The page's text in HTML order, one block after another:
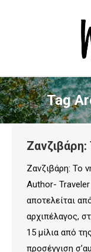
Tag
Ζανζιβάρη:
Ζανζιβάρη: Το
Author- Traveler
αποτελείται
αρχιπέλαγος,
15 μίλια από
προσέγγιση